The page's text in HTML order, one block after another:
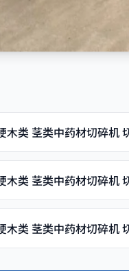
木类 茎类中药材切碎机
木类 茎类中药材切碎机
木类 茎类中药材切碎机